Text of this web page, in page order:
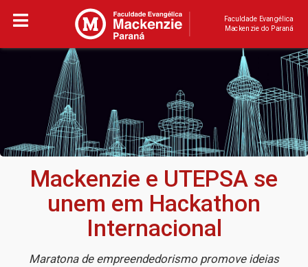
Faculdade Evangélica
Mackenzie do Paraná
Mackenzie e UTEPSA se
unem em Hackathon
Internacional
Maratona de empreendedorismo promove ideias